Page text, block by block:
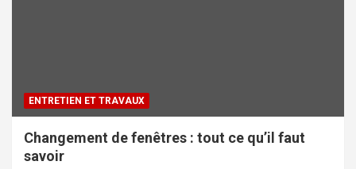
ENTRETIEN ET TRAVAUX
Changement de fenêtres : tout ce qu’il faut
savoir